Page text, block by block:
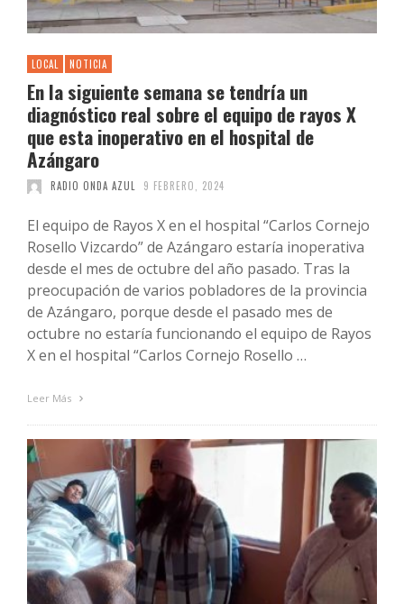
LOCAL NOTICIA
En la siguiente semana se tendría un
diagnóstico real sobre el equipo de rayos X
que esta inoperativo en el hospital de
Azángaro
RADIO ONDA AZUL 9 FEBRERO, 2024
El equipo de Rayos X en el hospital “Carlos Cornejo
Rosello Vizcardo” de Azángaro estaría inoperativa
desde el mes de octubre del año pasado. Tras la
preocupación de varios pobladores de la provincia
de Azángaro, porque desde el pasado mes de
octubre no estaría funcionando el equipo de Rayos
X en el hospital “Carlos Cornejo Rosello …
Leer Más